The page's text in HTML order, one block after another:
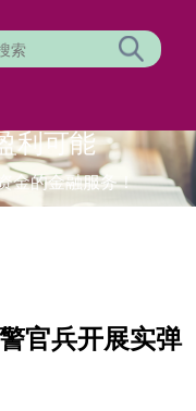
利可能
金的金融服务！
官兵开展实弹